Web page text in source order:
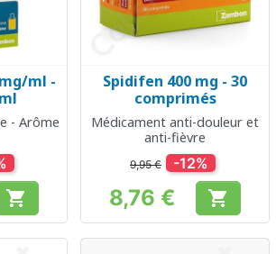
ml -
- Arôme

Spidifen 400 mg - 30
comprimés
Médicament anti-douleur et
anti-fièvre
9,95 € -12%
Prix
8,76 € 